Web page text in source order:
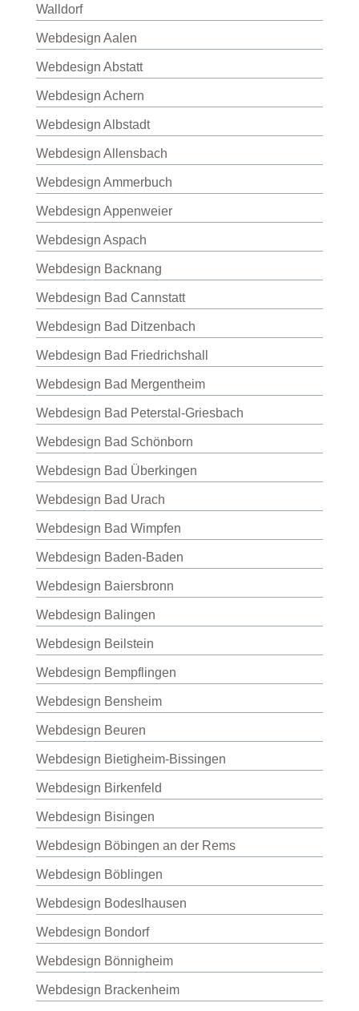
Walldorf
Webdesign Aalen
Webdesign Abstatt
Webdesign Achern
Webdesign Albstadt
Webdesign Allensbach
Webdesign Ammerbuch
Webdesign Appenweier
Webdesign Aspach
Webdesign Backnang
Webdesign Bad Cannstatt
Webdesign Bad Ditzenbach
Webdesign Bad Friedrichshall
Webdesign Bad Mergentheim
Webdesign Bad Peterstal-Griesbach
Webdesign Bad Schönborn
Webdesign Bad Überkingen
Webdesign Bad Urach
Webdesign Bad Wimpfen
Webdesign Baden-Baden
Webdesign Baiersbronn
Webdesign Balingen
Webdesign Beilstein
Webdesign Bempflingen
Webdesign Bensheim
Webdesign Beuren
Webdesign Bietigheim-Bissingen
Webdesign Birkenfeld
Webdesign Bisingen
Webdesign Böbingen an der Rems
Webdesign Böblingen
Webdesign Bodeslhausen
Webdesign Bondorf
Webdesign Bönnigheim
Webdesign Brackenheim